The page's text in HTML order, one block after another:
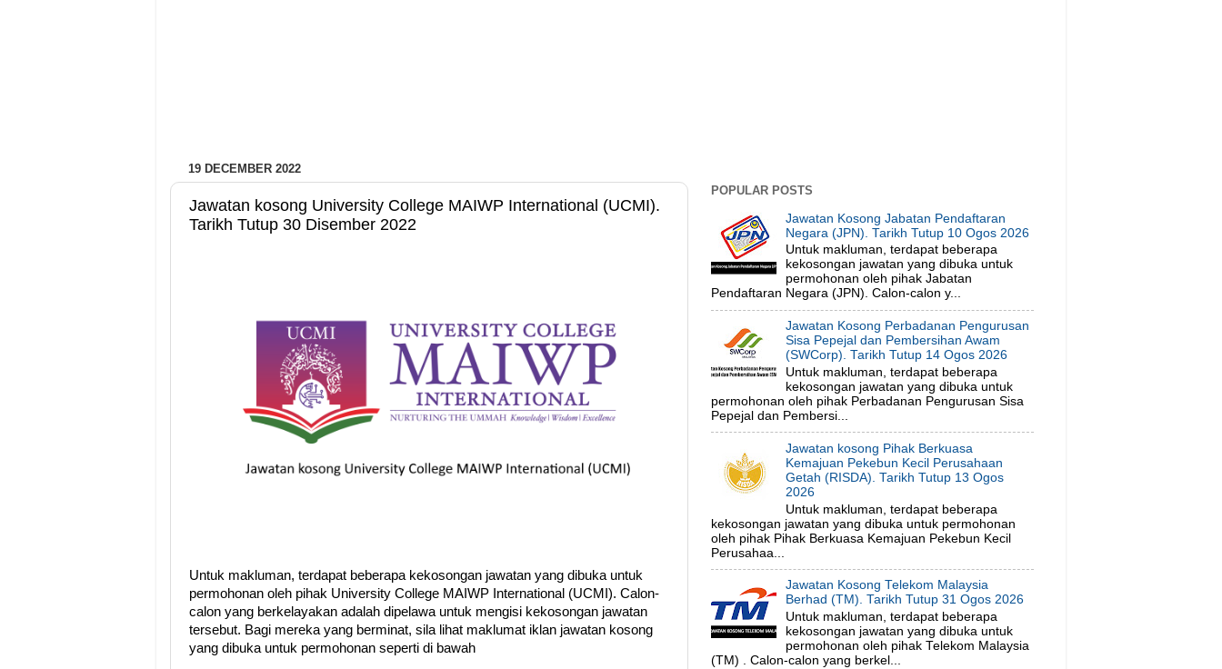
19 DECEMBER 2022
Jawatan kosong University College MAIWP International (UCMI).
Tarikh Tutup 30 Disember 2022
Untuk makluman, terdapat beberapa kekosongan jawatan yang dibuka untuk
permohonan oleh pihak University College MAIWP International (UCMI). Calon-
calon yang berkelayakan adalah dipelawa untuk mengisi kekosongan jawatan
tersebut. Bagi mereka yang berminat, sila lihat maklumat iklan jawatan kosong
yang dibuka untuk permohonan seperti di bawah
POPULAR POSTS
Jawatan Kosong Jabatan Pendaftaran
Negara (JPN). Tarikh Tutup 10 Ogos 2026
Untuk makluman, terdapat beberapa
kekosongan jawatan yang dibuka untuk
permohonan oleh pihak Jabatan
Pendaftaran Negara (JPN). Calon-calon y...
Jawatan Kosong Perbadanan Pengurusan
Sisa Pepejal dan Pembersihan Awam
(SWCorp). Tarikh Tutup 14 Ogos 2026
Untuk makluman, terdapat beberapa
kekosongan jawatan yang dibuka untuk
permohonan oleh pihak Perbadanan Pengurusan Sisa
Pepejal dan Pembersi...
Jawatan kosong Pihak Berkuasa
Kemajuan Pekebun Kecil Perusahaan
Getah (RISDA). Tarikh Tutup 13 Ogos
2026
Untuk makluman, terdapat beberapa
kekosongan jawatan yang dibuka untuk permohonan
oleh pihak Pihak Berkuasa Kemajuan Pekebun Kecil
Perusahaa...
Jawatan Kosong Telekom Malaysia
Berhad (TM). Tarikh Tutup 31 Ogos 2026
Untuk makluman, terdapat beberapa
kekosongan jawatan yang dibuka untuk
permohonan oleh pihak Telekom Malaysia
(TM) . Calon-calon yang berkel...